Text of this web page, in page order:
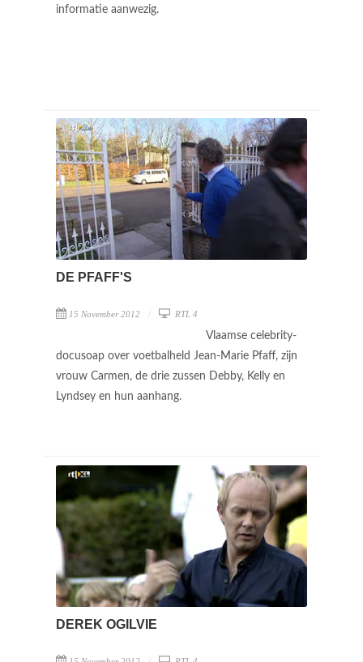
informatie aanwezig.
DE PFAFF'S
15 November 2012 RTL 4
Vlaamse celebrity-
docusoap over voetbalheld Jean-Marie Pfaff, zijn
vrouw Carmen, de drie zussen Debby, Kelly en
Lyndsey en hun aanhang.
DEREK OGILVIE